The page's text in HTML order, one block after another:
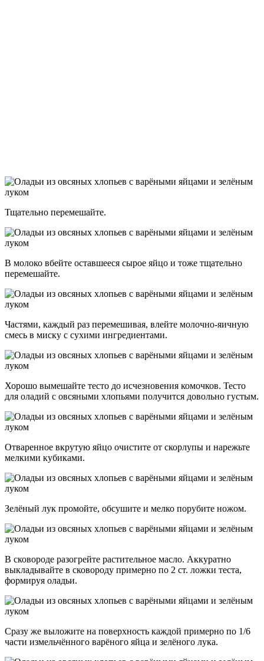
Тщательно перемешайте.
В молоко вбейте оставшееся сырое яйцо и тоже тщательно
перемешайте.
Частями, каждый раз перемешивая, влейте молочно-яичную
смесь в миску с сухими ингредиентами.
Хорошо вымешайте тесто до исчезновения комочков. Тесто
для оладий с овсяными хлопьями получится довольно густым.
Отваренное вкрутую яйцо очистите от скорлупы и нарежьте
мелкими кубиками.
Зелёный лук промойте, обсушите и мелко порубите ножом.
В сковороде разогрейте растительное масло. Аккуратно
выкладывайте в сковороду примерно по 2 ст. ложки теста,
формируя оладьи.
Сразу же выложите на поверхность каждой примерно по 1/6
части измельчённого варёного яйца и зелёного лука.